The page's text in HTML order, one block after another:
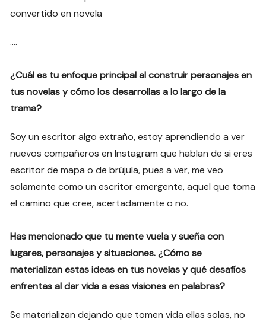
convertido en novela
….
¿Cuál es tu enfoque principal al construir personajes en
tus novelas y cómo los desarrollas a lo largo de la
trama?
Soy un escritor algo extraño, estoy aprendiendo a ver
nuevos compañeros en Instagram que hablan de si eres
escritor de mapa o de brújula, pues a ver, me veo
solamente como un escritor emergente, aquel que toma
el camino que cree, acertadamente o no.
Has mencionado que tu mente vuela y sueña con
lugares, personajes y situaciones. ¿Cómo se
materializan estas ideas en tus novelas y qué desafíos
enfrentas al dar vida a esas visiones en palabras?
Se materializan dejando que tomen vida ellas solas, no